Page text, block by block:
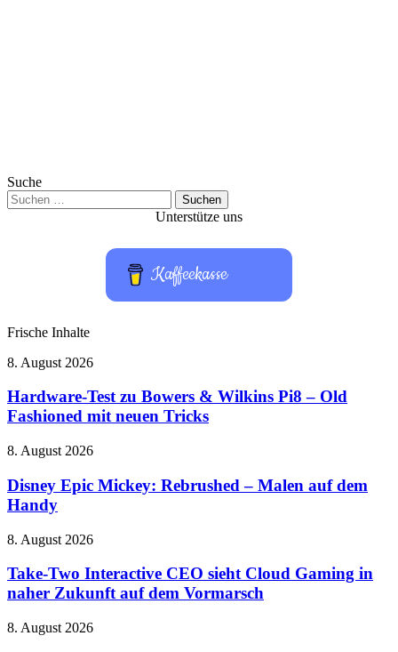
Suche
Suchen
nach:
Unterstütze uns
Kaffeekasse
Frische Inhalte
Hardware-
zu
Bowers
&
Pi8
Old
Fashioned
neuen
8. August 2026
Hardware-Test zu Bowers & Wilkins Pi8 – Old
Fashioned mit neuen Tricks
Disney
Mickey:
Rebrushed
–
auf
Handy
8. August 2026
Disney Epic Mickey: Rebrushed – Malen auf dem
Handy
Take-
Interactive
CEO
sieht
Gaming
8. August 2026
Take-Two Interactive CEO sieht Cloud Gaming in
naher Zukunft auf dem Vormarsch
LEGO
8. August 2026